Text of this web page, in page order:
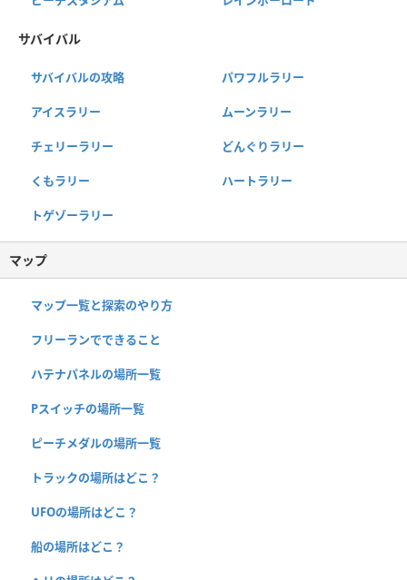
サバイバル
サバイバルの攻略 パワフルラリー
アイスラリー ムーンラリー
チェリーラリー どんぐりラリー
くもラリー ハートラリー
トゲゾーラリー
マップ
マップ一覧と探索のやり方
フリーランでできること
ハテナパネルの場所一覧
Pスイッチの場所一覧
ピーチメダルの場所一覧
トラックの場所はどこ？
UFOの場所はどこ？
船の場所はどこ？